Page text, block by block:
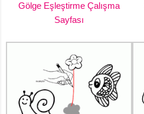
Gölge Eşleştirme Çalışma
Sayfası